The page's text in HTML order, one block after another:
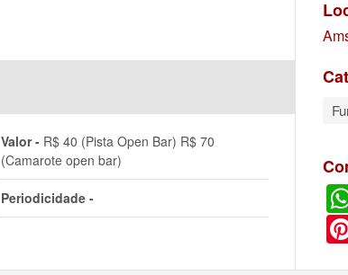
Valor -R$ 40 (Pista Open Bar) R$ 70
(Camarote open bar)
Periodicidade -